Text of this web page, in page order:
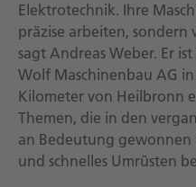
Elektrotechnik. Ihre
präzise arbeiten, sondern
sagt Andreas Weber. Er
Wolf Maschinenbau AG
Kilometer von Heilbronn
Themen, die in den
an Bedeutung
und schnelles Umrüsten